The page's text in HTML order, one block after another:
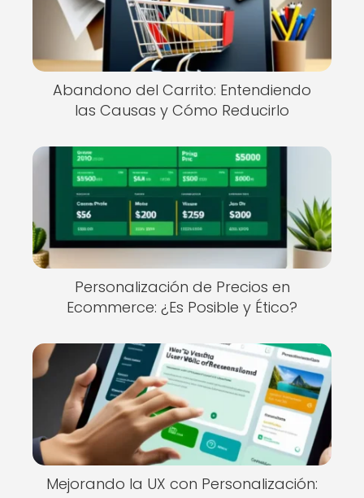
Abandono del Carrito: Entendiendo
las Causas y Cómo Reducirlo
Personalización de Precios en
Ecommerce: ¿Es Posible y Ético?
Mejorando la UX con Personalización: